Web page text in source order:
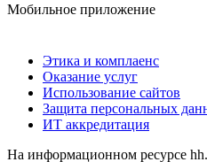
Мобильное приложение
Этика и комплаенс
Оказание услуг
Использование сайтов
Защита персональных
ИТ аккредитация
На информационном ресурсе